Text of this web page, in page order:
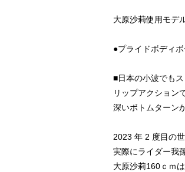
大原沙莉使用モデ
●プライドボディ
■日本の小波でも
リップアクション
深いボトムターン
2023 年 2 度目の
実際にライダー我
大原沙莉160ｃｍ